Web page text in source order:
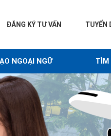
ĐĂNG KÝ TƯ VẤN TUYỂN
NGOẠI NGỮ TÌM